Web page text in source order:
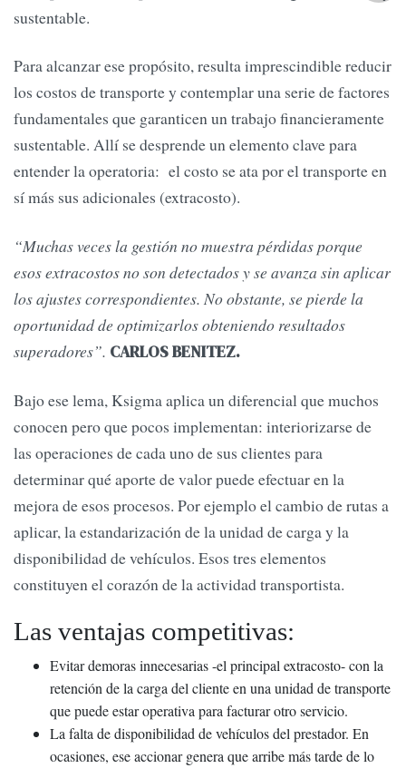
sustentable.
Para alcanzar ese propósito, resulta imprescindible reducir
los costos de transporte y contemplar una serie de factores
fundamentales que garanticen un trabajo financieramente
sustentable. Allí se desprende un elemento clave para
entender la operatoria: el costo se ata por el transporte en
sí más sus adicionales (extracosto).
“Muchas veces la gestión no muestra pérdidas porque
esos extracostos no son detectados y se avanza sin aplicar
los ajustes correspondientes. No obstante, se pierde la
oportunidad de optimizarlos obteniendo resultados
superadores”. CARLOS BENITEZ.
Bajo ese lema, Ksigma aplica un diferencial que muchos
conocen pero que pocos implementan: interiorizarse de
las operaciones de cada uno de sus clientes para
determinar qué aporte de valor puede efectuar en la
mejora de esos procesos. Por ejemplo el cambio de rutas a
aplicar, la estandarización de la unidad de carga y la
disponibilidad de vehículos. Esos tres elementos
constituyen el corazón de la actividad transportista.
Las ventajas competitivas:
Evitar demoras innecesarias -el principal extracosto- con la
retención de la carga del cliente en una unidad de transporte
que puede estar operativa para facturar otro servicio.
La falta de disponibilidad de vehículos del prestador. En
ocasiones, ese accionar genera que arribe más tarde de lo